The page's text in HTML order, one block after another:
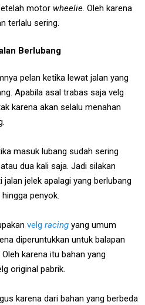
motor wheelie. Oleh karena
terlalu sering.
Berlubang
pelan ketika lewat jalan yang
Apabila asal trabas saja velg
karena akan selalu menahan
masuk lubang sudah sering
dua kali saja. Jadi silakan
jelek apalagi yang berlubang
penyok.
velg racing yang umum
diperuntukkan untuk balapan
karena itu bahan yang
original pabrik.
karena dari bahan yang berbeda